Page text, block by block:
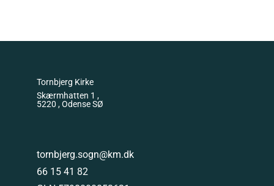
Tornbjerg Kirke
Skærmhatten 1 ,
5220 , Odense SØ
tornbjerg.sogn@km.dk
66 15 41 82